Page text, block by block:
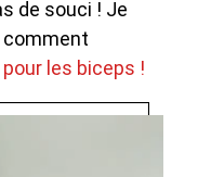
de souci ! Je
les biceps !